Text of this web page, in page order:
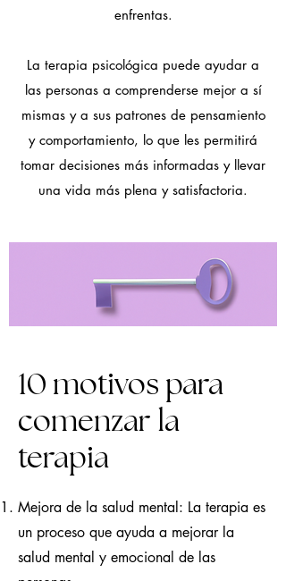
enfrentas.
La terapia psicológica puede ayudar a
las personas a comprenderse mejor a sí
mismas y a sus patrones de pensamiento
y comportamiento, lo que les permitirá
tomar decisiones más informadas y llevar
una vida más plena y satisfactoria.
10 motivos para
comenzar la
terapia
Mejora de la salud mental: La terapia es
un proceso que ayuda a mejorar la
salud mental y emocional de las